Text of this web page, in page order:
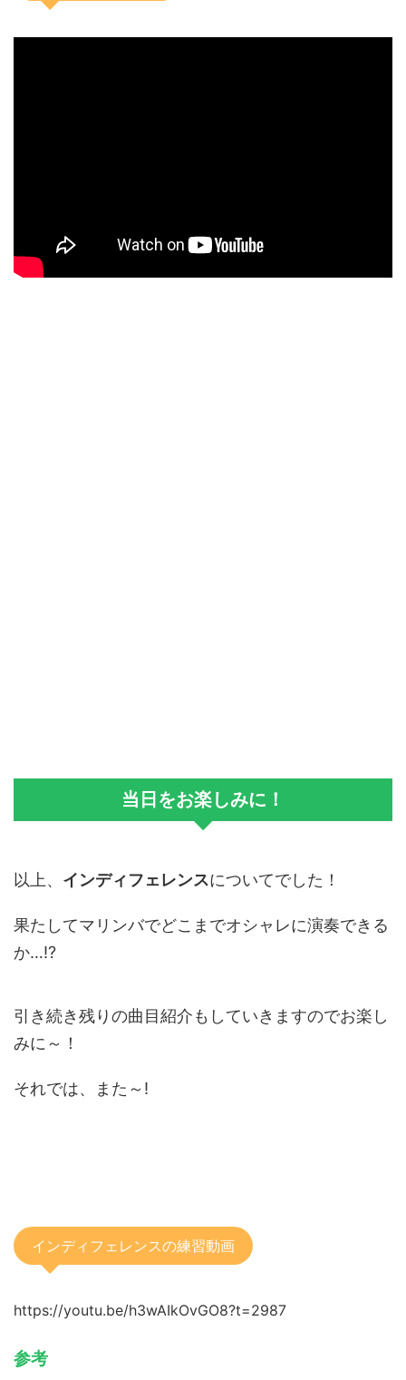
当日をお楽しみに！
以上、 インディフェレンスについてでした！
果たしてマリンバでどこまでオシャレに演奏できる
か…!?
引き続き残りの曲目紹介もしていきますのでお楽し
みに～！
それでは、また～!
インディフェレンスの練習動画
https://youtu.be/h3wAIkOvGO8?t=2987
参考